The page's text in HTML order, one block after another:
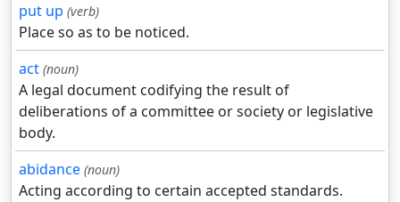
put up (verb)
Place so as to be noticed.
act (noun)
A legal document codifying the result of
deliberations of a committee or society or legislative
body.
abidance (noun)
Acting according to certain accepted standards.